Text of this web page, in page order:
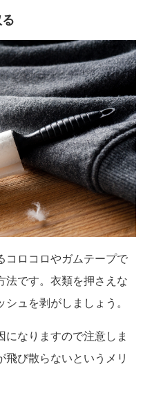
コロコロやガムテープで
法です。衣類を押さえな
ュを剥がしましょう。
になりますので注意しま
飛び散らないというメリ